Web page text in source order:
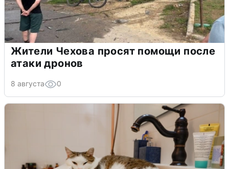
Жители Чехова просят помощи после
атаки дронов
8 августа 0